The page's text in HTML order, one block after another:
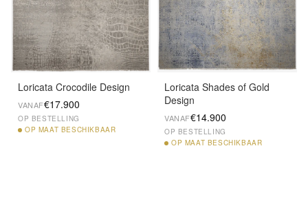
Loricata Crocodile Design
VANAF€17.900
OP BESTELLING
OP MAAT BESCHIKBAAR
Loricata Shades of Gold
Design
VANAF€14.900
OP BESTELLING
OP MAAT BESCHIKBAAR